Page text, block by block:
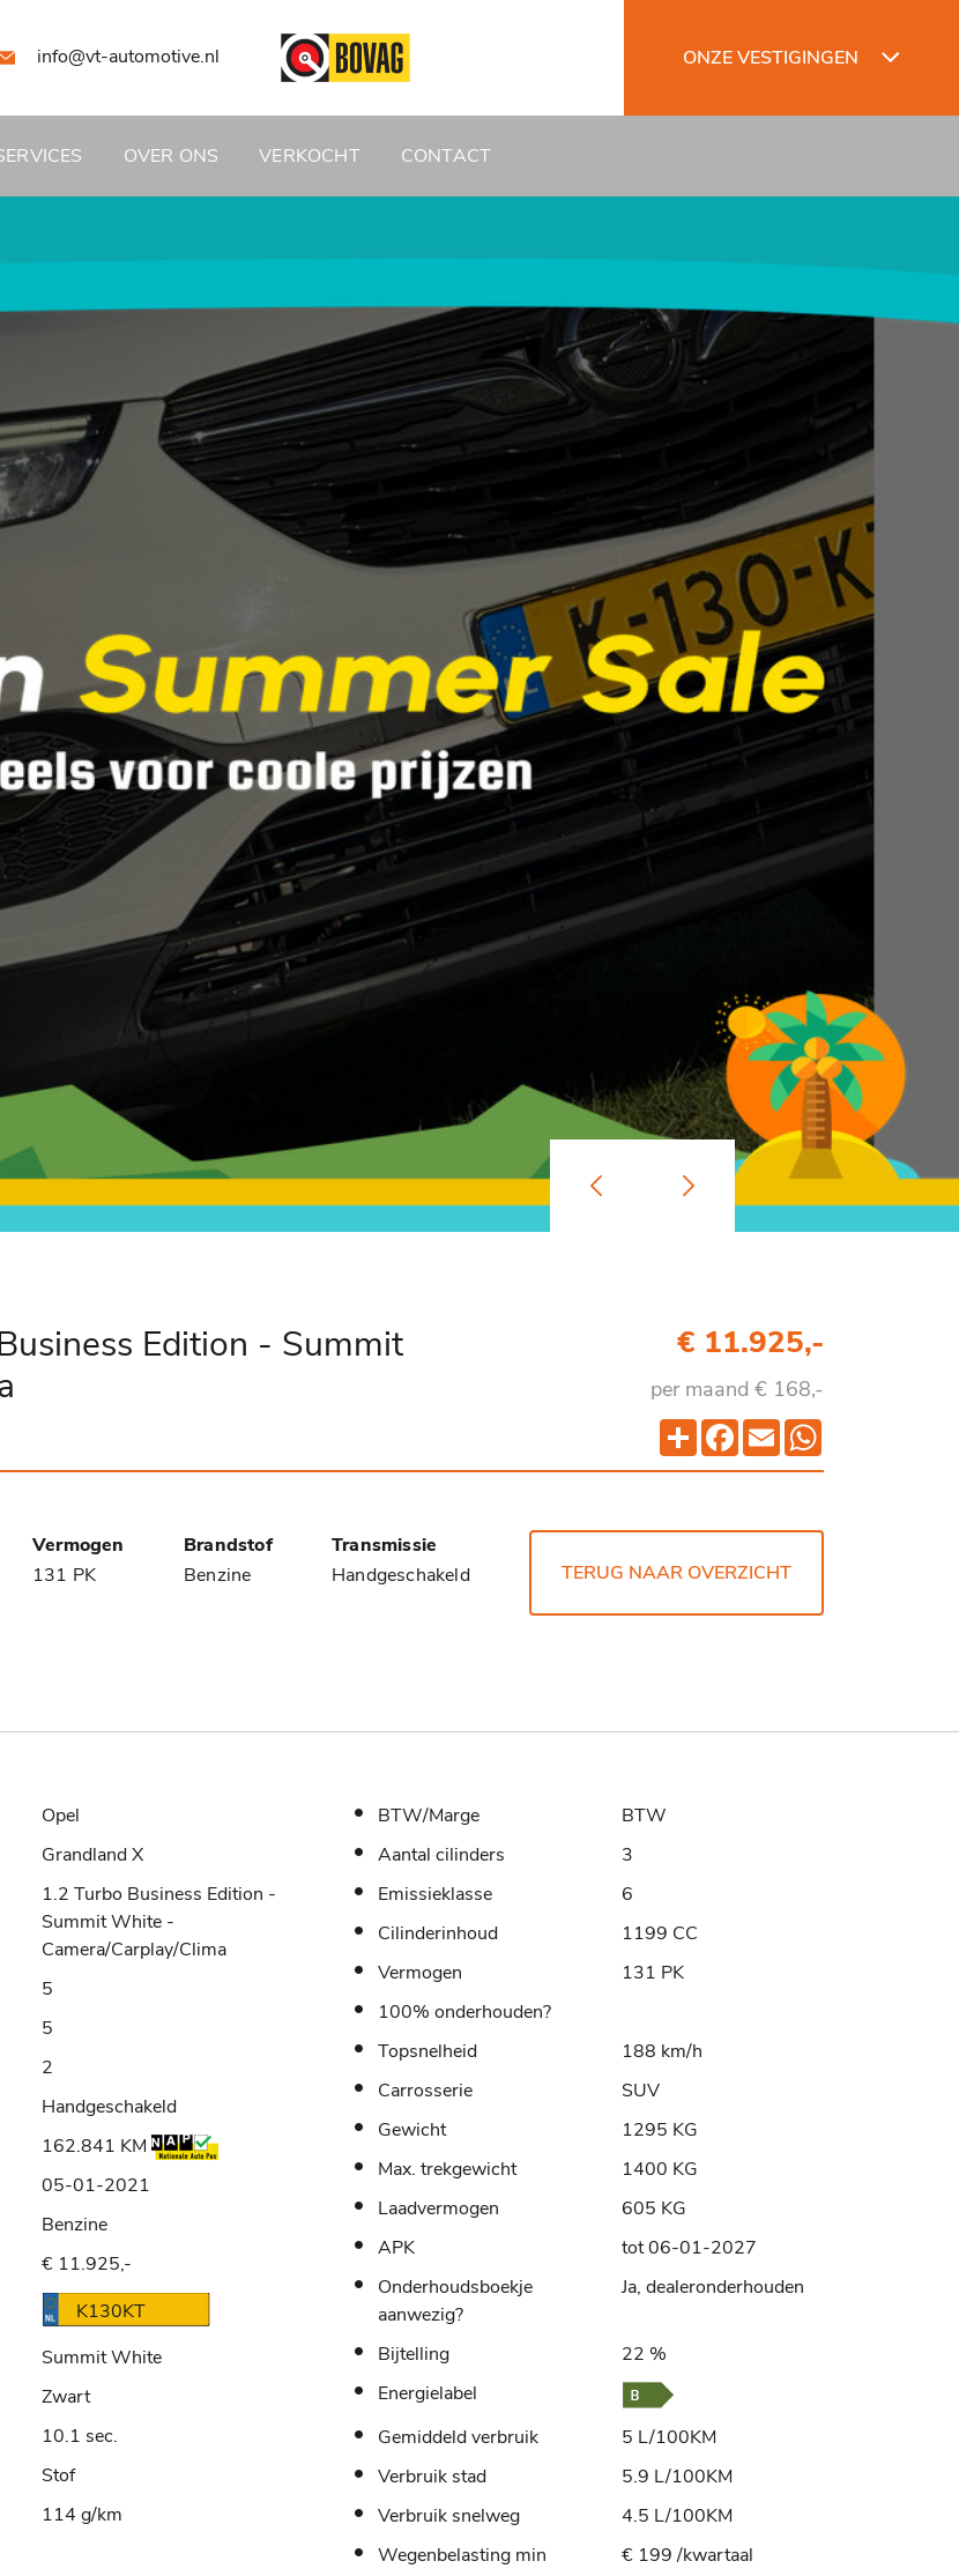
info@vt-automotive.nl ONZE VESTIGINGEN
OVER ONS VERKOCHT CONTACT
Edition - Summit
€ 11.925,-
per maand € 168,-
Deel Facebook
Email
Vermogen Brandstof
Transmissie
131 PK Benzine Handgeschakeld TERUG NAAR OVERZICHT
Opel
Grandland X
1.2 Turbo Business Edition -
Summit White -
Camera/Carplay/Clima
5
5
2
Handgeschakeld
162.841 KM
05-01-2021
Benzine
€ 11.925,-
K130KT
Summit White
Zwart
10.1 sec.
Stof
114 g/km
BTW/Marge
BTW
Aantal cilinders
3
Emissieklasse
6
Cilinderinhoud
1199 CC
Vermogen
131 PK
100% onderhouden?
Topsnelheid
188 km/h
Carrosserie
SUV
Gewicht
1295 KG
Max. trekgewicht
1400 KG
Laadvermogen
605 KG
APK
tot 06-01-2027
Onderhoudsboekje
aanwezig?
Ja, dealeronderhouden
Bijtelling
22 %
Energielabel
Gemiddeld verbruik
5 L/100KM
Verbruik stad
5.9 L/100KM
Verbruik snelweg
4.5 L/100KM
Wegenbelasting min
€ 199 /kwartaal